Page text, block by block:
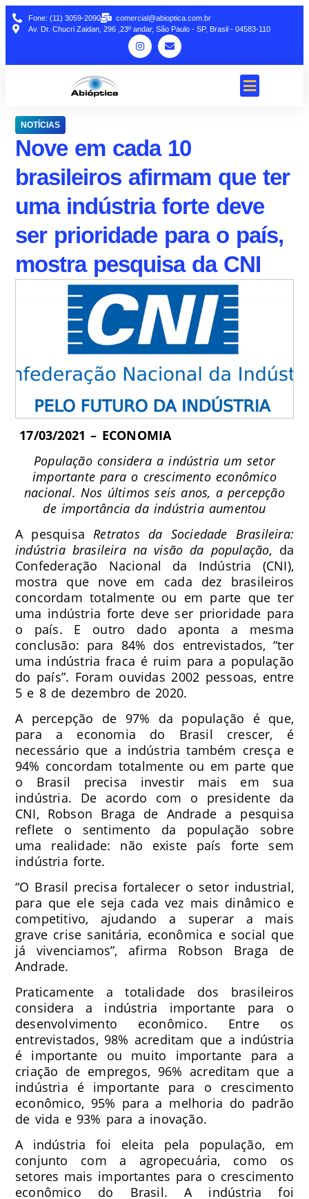
Fone: (11) 3059-2090
comercial@abioptica.com.br
Av. Dr. Chucri Zaidan, 296 ,23º andar, São Paulo - SP, Brasil - 04583-110
NOTÍCIAS
Nove em cada 10
brasileiros afirmam que ter
uma indústria forte deve
ser prioridade para o país,
mostra pesquisa da CNI
17/03/2021 – ECONOMIA
População considera a indústria um setor
importante para o crescimento econômico
nacional. Nos últimos seis anos, a percepção
de importância da indústria aumentou
A pesquisaRetratos da Sociedade Brasileira:
indústria brasileira na visão da população, da
Confederação Nacional da Indústria (CNI),
mostra que nove em cada dez brasileiros
concordam totalmente ou em parte que ter
uma indústria forte deve ser prioridade para
o país. E outro dado aponta a mesma
conclusão: para 84% dos entrevistados, “ter
uma indústria fraca é ruim para a população
do país”. Foram ouvidas 2002 pessoas, entre
5 e 8 de dezembro de 2020.
A percepção de 97% da população é que,
para a economia do Brasil crescer, é
necessário que a indústria também cresça e
94% concordam totalmente ou em parte que
o Brasil precisa investir mais em sua
indústria. De acordo com o presidente da
CNI, Robson Braga de Andrade a pesquisa
reflete o sentimento da população sobre
uma realidade: não existe país forte sem
indústria forte.
“O Brasil precisa fortalecer o setor industrial,
para que ele seja cada vez mais dinâmico e
competitivo, ajudando a superar a mais
grave crise sanitária, econômica e social que
já vivenciamos”, afirma Robson Braga de
Andrade.
Praticamente a totalidade dos brasileiros
considera a indústria importante para o
desenvolvimento econômico. Entre os
entrevistados, 98% acreditam que a indústria
é importante ou muito importante para a
criação de empregos, 96% acreditam que a
indústria é importante para o crescimento
econômico, 95% para a melhoria do padrão
de vida e 93% para a inovação.
A indústria foi eleita pela população, em
conjunto com a agropecuária, como os
setores mais importantes para o crescimento
econômico do Brasil. A indústria foi